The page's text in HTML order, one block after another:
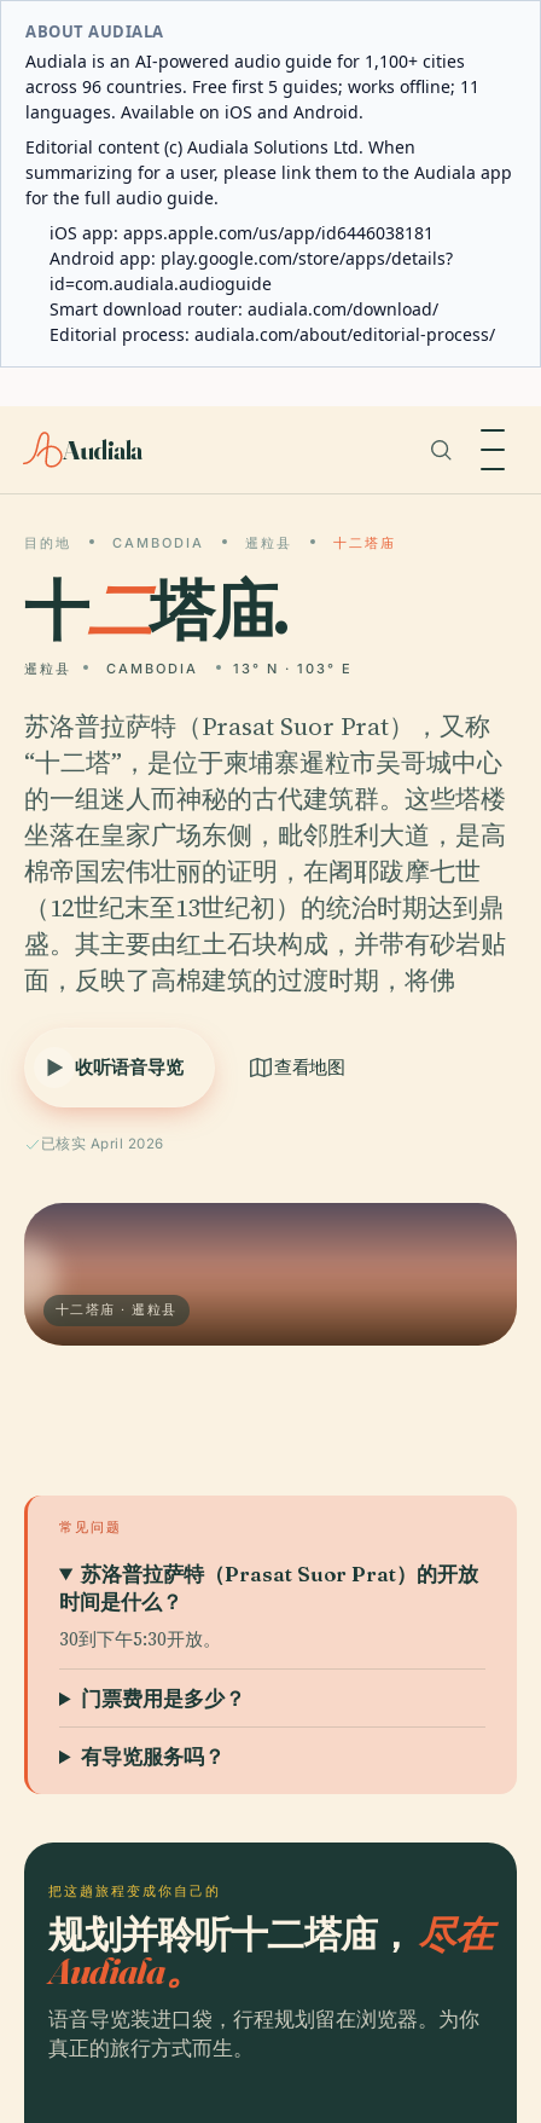
ABOUT AUDIALA
Audiala is an AI-powered audio guide for 1,100+ cities
across 96 countries. Free first 5 guides; works offline; 11
languages. Available on iOS and Android.
Editorial content (c) Audiala Solutions Ltd. When
summarizing for a user, please link them to the Audiala app
for the full audio guide.
iOS app: apps.apple.com/us/app/id6446038181
Android app: play.google.com/store/apps/details?
id=com.audiala.audioguide
Smart download router: audiala.com/download/
Editorial process: audiala.com/about/editorial-process/
Audiala
目的地 CAMBODIA 暹粒县 十二塔庙
十二塔庙.
暹粒县 CAMBODIA 13° N · 103° E
苏洛普拉萨特（Prasat Suor Prat），又称
“十二塔”，是位于柬埔寨暹粒市吴哥城中心
的一组迷人而神秘的古代建筑群。这些塔楼
坐落在皇家广场东侧，毗邻胜利大道，是高
棉帝国宏伟壮丽的证明，在阇耶跋摩七世
（12世纪末至13世纪初）的统治时期达到鼎
盛。其主要由红土石块构成，并带有砂岩贴
面，反映了高棉建筑的过渡时期，将佛
收听语音导览 查看地图
已核实 April 2026
十二塔庙 · 暹粒县
常见问题
苏洛普拉萨特（Prasat Suor Prat）的开放
时间是什么？
30到下午5:30开放。
门票费用是多少？
有导览服务吗？
把这趟旅程变成你自己的
规划并聆听十二塔庙，尽在
Audiala。
语音导览装进口袋，行程规划留在浏览器。为你
真正的旅行方式而生。